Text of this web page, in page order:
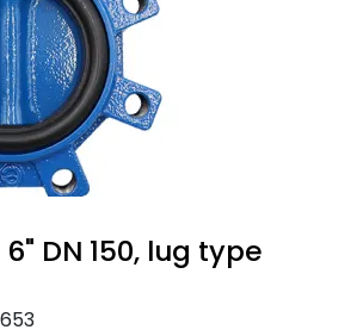
DN 150, lug type